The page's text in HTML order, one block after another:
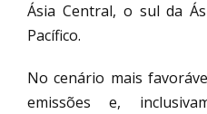
Ásia Central, o sul da
Pacífico.
No cenário mais
emissões e,